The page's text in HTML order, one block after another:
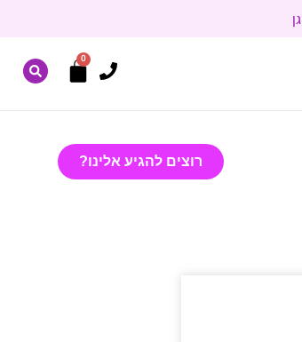
0
רוצים להגיע אלינו?